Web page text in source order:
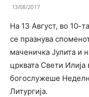
13/08/2017
На 13 Август, во 10-
се празнува
маченичка Јулита и
црквата Свети
богослужеше
Литургија.